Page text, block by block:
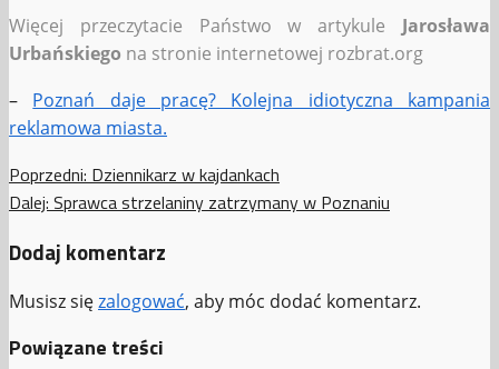
Więcej przeczytacie Państwo w artykule Jarosława
Urbańskiego na stronie internetowej rozbrat.org
– Poznań daje pracę? Kolejna idiotyczna kampania
reklamowa miasta.
Zobacz
wpisy
Poprzedni: Dziennikarz w kajdankach
Dalej: Sprawca strzelaniny zatrzymany w Poznaniu
Dodaj komentarz
Musisz sięzalogować, aby móc dodać komentarz.
Powiązane treści